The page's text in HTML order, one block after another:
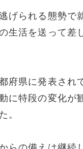
げられる態勢で
生活を送って差
府県に発表され
に特段の変化が
。